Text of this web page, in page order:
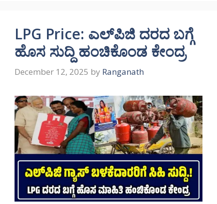
LPG Price: ಎಲ್‌ಪಿಜಿ ದರದ ಬಗ್ಗೆ
ಹೊಸ ಸುದ್ದಿ ಹಂಚಿಕೊಂಡ ಕೇಂದ್ರ
December 12, 2025 by Ranganath